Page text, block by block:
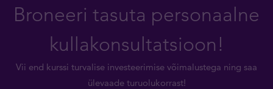
Broneeri tasuta personaalne
kullakonsultatsioon!
Vii end kurssi turvalise investeerimise võimalustega ning saa
ülevaade turuolukorrast!